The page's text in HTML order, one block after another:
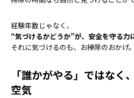
経験年数じゃなく、
“気づけるかどうか”が、安全を守る力
それに気づけるのも、お掃除のおかげ。
「誰かがやる」ではなく
空気